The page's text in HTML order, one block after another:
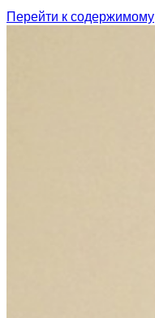
Перейти к содержимому